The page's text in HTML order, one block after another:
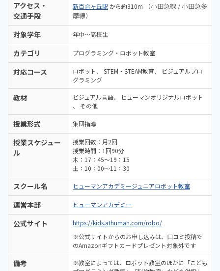
アクセス・
交通手段
新百合ヶ丘駅 から約310m
（小田急線 / 小田急多
摩線）
対象学年 年中～高校生
カテゴリ プログラミング・ロボット教室
対応コース ロボット STEM・STEAM教育
ビジュアルプロ
グラミング
教材 ビジュアル言語
ヒューマンオリジナルロボット
その他
授業形式 集団指導
授業スケジュー
ル
授業回数：月2回
授業時間：1回90分
木：17：45～19：15
土：10：00～11：30
スクール名 ヒューマンアカデミージュニアロボット教室
運営本部 ヒューマンアカデミー
公式サイト
https://kids.athuman.com/robo/
※公式サイトからのお申し込みは、口コミ投稿で
のAmazonギフトカードプレゼント対象外です
備考
※教室によっては、ロボット教室のほかに「こども